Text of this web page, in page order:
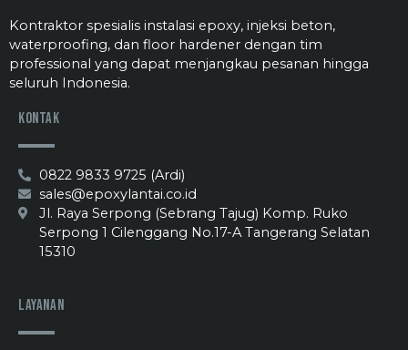
Kontraktor spesialis instalasi epoxy, injeksi beton,
waterproofing, dan floor hardener dengan tim
professional yang dapat menjangkau pesanan hingga
seluruh Indonesia.
Kontak
0822 9833 9725 (Ardi)
sales@epoxylantai.co.id
Jl. Raya Serpong (Sebrang Tajug) Komp. Ruko
Serpong 1 Cilenggang No.17-A Tangerang Selatan
15310
Layanan